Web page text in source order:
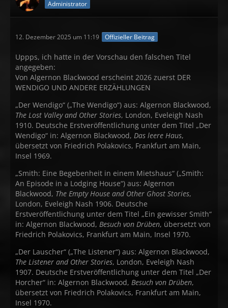
Administrator
12. Dezember 2025 um 11:19 Offizieller Beitrag
Uppps, ich hatte in der Vorschau den falschen Titel
angegeben:
Von Algernon Blackwood erscheint 2026 zuerst DER
WENDIGO UND ANDERE ERZÄHLUNGEN
„Der Wendigo“ („The Wendigo“) aus: Algernon Blackwood,
The Lost Valley and Other Stories, London, Eveleigh Nash
1910. Deutsche Erstveröffentlichung unter dem Titel „Der
Wendigo“ in: Algernon Blackwood, Das leere Haus,
übersetzt von Friedrich Polakovics, Frankfurt am Main,
Insel 1969.
„Smith: Eine Begebenheit in einem Mietshaus“ („Smith:
An Episode in a Lodging House“) aus: Algernon
Blackwood, The Empty House and Other Ghost Stories,
London, Eveleigh Nash 1906. Deutsche
Erstveröffentlichung unter dem Titel „Ein gewisser Smith“
in: Algernon Blackwood, Besuch von Drüben, übersetzt von
Friedrich Polakovics, Frankfurt am Main, Insel 1970.
„Der Lauscher“ („The Listener“) aus: Algernon Blackwood,
The Listener and Other Stories, London, Eveleigh Nash
1907. Deutsche Erstveröffentlichung unter dem Titel „Der
Horcher“ in: Algernon Blackwood, Besuch von Drüben,
übersetzt von Friedrich Polakovics, Frankfurt am Main,
Insel 1970.